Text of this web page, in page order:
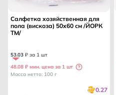
Салфетка хозяйственная для
пола (вискоза) 50х60 см /ЙОРК
ТМ/
53.03 ₽ за 1 шт
48.08 ₽ мин. цена за 1 шт
Масса нетто: 100 г
0.27